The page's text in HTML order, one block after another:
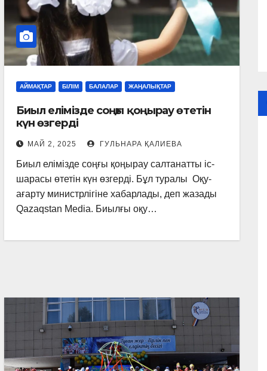
АЙМАҚТАР БІЛІМ БАЛАЛАР ЖАҢАЛЫҚТАР
Биыл елімізде соңғы қоңырау өтетін
күн өзгерді
МАЙ 2, 2025 ГУЛЬНАРА ҚАЛИЕВА
Биыл елімізде соңғы қоңырау салтанатты іс-
шарасы өтетін күн өзгерді. Бұл туралы Оқу-
ағарту министрлігіне хабарлады, деп жазады
Qazaqstan Media. Биылғы оқу…